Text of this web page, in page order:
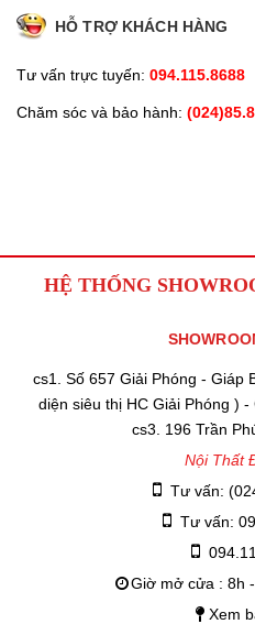
HỖ TRỢ KHÁCH HÀNG
Tư vấn trực tuyến: 094.115.8688
Chăm sóc và bảo hành:
HỆ THỐNG
cs1. Số 657 Giải Phóng - Giáp
diện siêu thị HC Giải Phóng )
cs3. 196 Trần
Nội Thất
Tư vấn:
Tư vấn:
Giờ mở cửa : 8h
Xem